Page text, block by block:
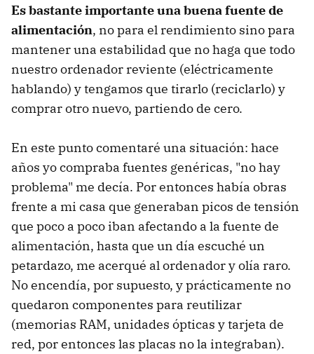
Es bastante importante una buena fuente de
alimentación, no para el rendimiento sino para
mantener una estabilidad que no haga que todo
nuestro ordenador reviente (eléctricamente
hablando) y tengamos que tirarlo (reciclarlo) y
comprar otro nuevo, partiendo de cero.
En este punto comentaré una situación: hace
años yo compraba fuentes genéricas, "no hay
problema" me decía. Por entonces había obras
frente a mi casa que generaban picos de tensión
que poco a poco iban afectando a la fuente de
alimentación, hasta que un día escuché un
petardazo, me acerqué al ordenador y olía raro.
No encendía, por supuesto, y prácticamente no
quedaron componentes para reutilizar
(memorias RAM, unidades ópticas y tarjeta de
red, por entonces las placas no la integraban).